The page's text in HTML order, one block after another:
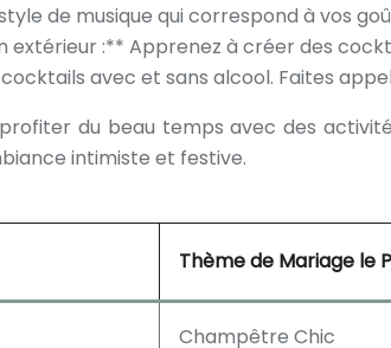
de musique qui correspond à vos
extérieur :** Apprenez à créer des
avec et sans alcool. Faites
du beau temps avec des
intimiste et festive.
Thème de Mariage le
Champêtre Chic